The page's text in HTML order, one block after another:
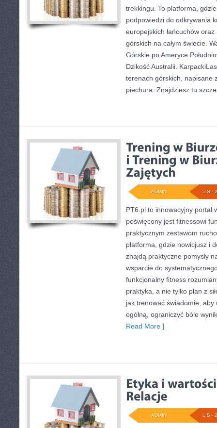
trekkingu. To platforma,
podpowiedzi do odkrywania
europejskich łańcuchów
górskich na całym świecie.
Górskie po Ameryce
Dzikość Australii.
terenach górskich, napisane
piechura. Znajdziesz tu
LIS -
ADMIN
PT6.pl to innowacyjny portal
poświęcony jest fitnessowi
praktycznym zestawom
platforma, gdzie nowicjusz i
znajdą praktyczne pomysły
wsparcie do
funkcjonalny fitness
praktyka, a nie tylko plan z
jak trenować świadomie,
ogólną, ograniczyć bóle
Read More ]
LIS -
ADMIN